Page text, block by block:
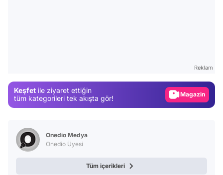
Reklam
Keşfet ile ziyaret ettiğin
tüm kategorileri tek akışta gör!
Magazin
Onedio Medya
Onedio Üyesi
Tüm içerikleri